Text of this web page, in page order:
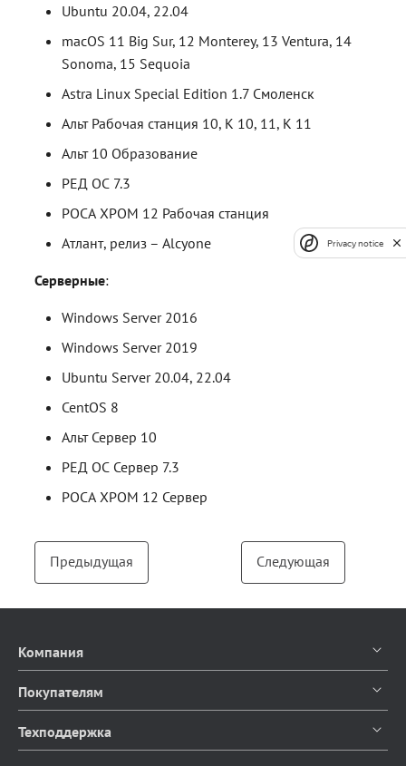
Ubuntu 20.04, 22.04
macOS 11 Big Sur, 12 Monterey, 13 Ventura, 14
Sonoma, 15 Sequoia
Astra Linux Special Edition 1.7 Смоленск
Альт Рабочая станция 10, К 10, 11, K 11
Альт 10 Образование
РЕД ОС 7.3
РОСА ХРОМ 12 Рабочая станция
Атлант, релиз – Alcyone
Серверные:
Windows Server 2016
Windows Server 2019
Ubuntu Server 20.04, 22.04
CentOS 8
Альт Сервер 10
РЕД ОС Сервер 7.3
РОСА ХРОМ 12 Сервер
Предыдущая Следующая
Компания
О компании
Блог
Покупателям
Каталог продуктов
Техподдержка
Privacy notice